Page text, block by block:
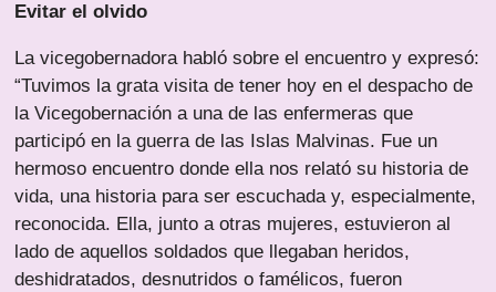
Evitar el olvido
La vicegobernadora habló sobre el encuentro y expresó:
“Tuvimos la grata visita de tener hoy en el despacho de
la Vicegobernación a una de las enfermeras que
participó en la guerra de las Islas Malvinas. Fue un
hermoso encuentro donde ella nos relató su historia de
vida, una historia para ser escuchada y, especialmente,
reconocida. Ella, junto a otras mujeres, estuvieron al
lado de aquellos soldados que llegaban heridos,
deshidratados, desnutridos o famélicos, fueron